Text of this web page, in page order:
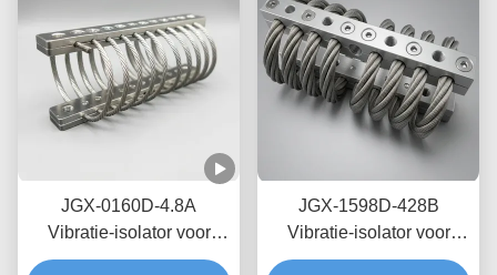
JGX-0160D-4.8A
Vibratie-isolator voor
zeedraden op zee,
JGX-1598D-428B
Vibratie-isolator voor
draadtouwen met nul-